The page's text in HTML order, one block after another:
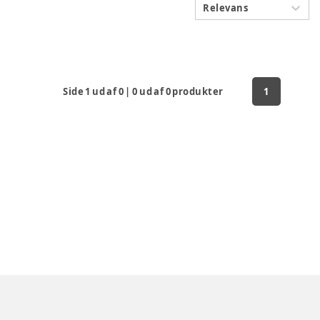
Relevans
Side 1 ud af0 |0 ud af0produkter 1